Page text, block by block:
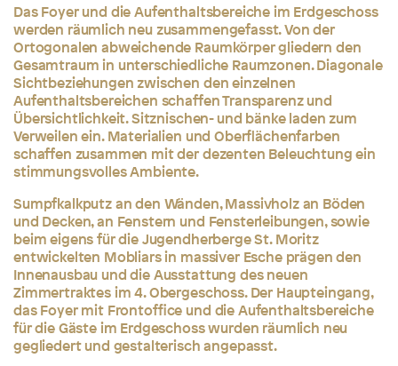
Das Foyer und die Aufenthaltsbereiche im Erdgeschoss
werden räumlich neu zusammengefasst. Von der
Ortogonalen abweichende Raumkörper gliedern den
Gesamtraum in unterschiedliche Raumzonen. Diagonale
Sichtbeziehungen zwischen den einzelnen
Aufenthaltsbereichen schaffen Transparenz und
Übersichtlichkeit. Sitznischen- und bänke laden zum
Verweilen ein. Materialien und Oberflächenfarben
schaffen zusammen mit der dezenten Beleuchtung ein
stimmungsvolles Ambiente.
Sumpfkalkputz an den Wänden, Massivholz an Böden
und Decken, an Fenstern und Fensterleibungen, sowie
beim eigens für die Jugendherberge St. Moritz
entwickelten Mobliars in massiver Esche prägen den
Innenausbau und die Ausstattung des neuen
Zimmertraktes im 4. Obergeschoss. Der Haupteingang,
das Foyer mit Frontoffice und die Aufenthaltsbereiche
für die Gäste im Erdgeschoss wurden räumlich neu
gegliedert und gestalterisch angepasst.